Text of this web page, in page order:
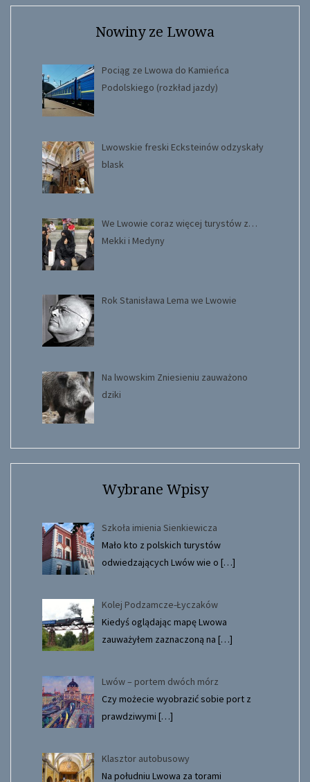
Nowiny ze Lwowa
Pociąg ze Lwowa do Kamieńca
Podolskiego (rozkład jazdy)
Lwowskie freski Ecksteinów odzyskały
blask
We Lwowie coraz więcej turystów z…
Mekki i Medyny
Rok Stanisława Lema we Lwowie
Na lwowskim Zniesieniu zauważono
dziki
Wybrane Wpisy
Szkoła imienia Sienkiewicza
Mało kto z polskich turystów
odwiedzających Lwów wie o […]
Kolej Podzamcze-Łyczaków
Kiedyś oglądając mapę Lwowa
zauważyłem zaznaczoną na […]
Lwów – portem dwóch mórz
Czy możecie wyobrazić sobie port z
prawdziwymi […]
Klasztor autobusowy
Na południu Lwowa za torami